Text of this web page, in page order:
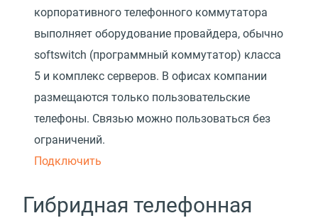
корпоративного телефонного коммутатора
выполняет оборудование провайдера, обычно
softswitch (программный коммутатор) класса
5 и комплекс серверов. В офисах компании
размещаются только пользовательские
телефоны. Связью можно пользоваться без
ограничений.
Подключить
Гибридная телефонная